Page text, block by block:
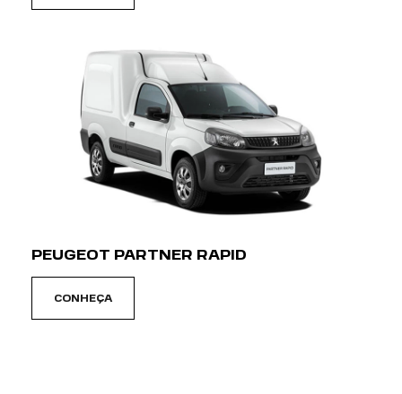
PEUGEOT PARTNER RAPID
CONHEÇA